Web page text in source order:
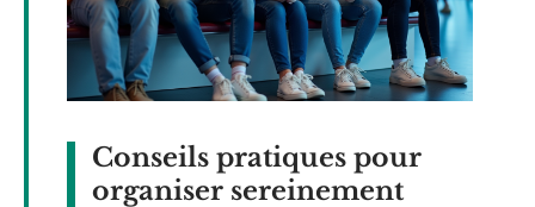
Conseils pratiques pour
organiser sereinement